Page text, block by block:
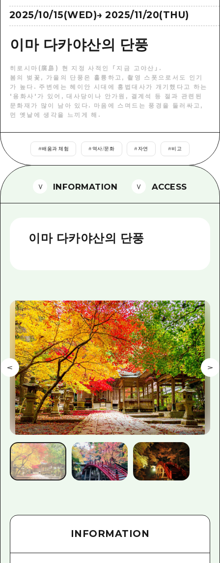
배움과 체험
역사/문화
치유
자연
야마구치(山口)현 동부
빠른 여행
반나절
1박 2일
2박 3일
야마구치(山口)현 동부
에히메(愛媛)현
시마네(島根)현
시설 혼잡 상황
수하물 보관 및 배송 서비스
HIROSHIMA FREE Wi-Fi
외국인 여행자용 거리 관광안내소
자원봉사 가이드
히로시마현내 매력을 동영상으로 소개!
자주 묻는 질문
재해가 발생했을 때의 교통 정보
2025/10/15(WED)→2025/11/20(THU)
이마 다카야산의 단풍
히로시마(廣島) 현 지정 사적인 「지금 고야산」.
봄의 벚꽃, 가을의 단풍은 훌륭하고, 촬영 스폿으로서도 인기
가 높다. 주변에는 헤이안 시대에 홍법대사가 개기했다고 하는
'용화사'가 있어, 대사당이나 안가원, 결계석 등 절과 관련된
문화재가 많이 남아 있다. 마음에 스며드는 풍경을 둘러싸고,
먼 옛날에 생각을 느끼게 해.
#배움과 체험 # 역사/문화 #자연 #비고
INFORMATION ACCESS
이마 다카야산의 단풍
INFORMATION